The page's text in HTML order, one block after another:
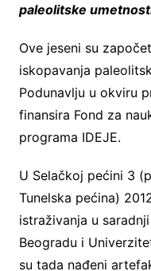
paleolitske
Ove jeseni su
iskopavanja
Podunavlju u okviru
finansira Fond za
programa IDEJE.
U Selačkoj pećini 3
Tunelska pećina)
istraživanja u
Beogradu i
su tada nađeni